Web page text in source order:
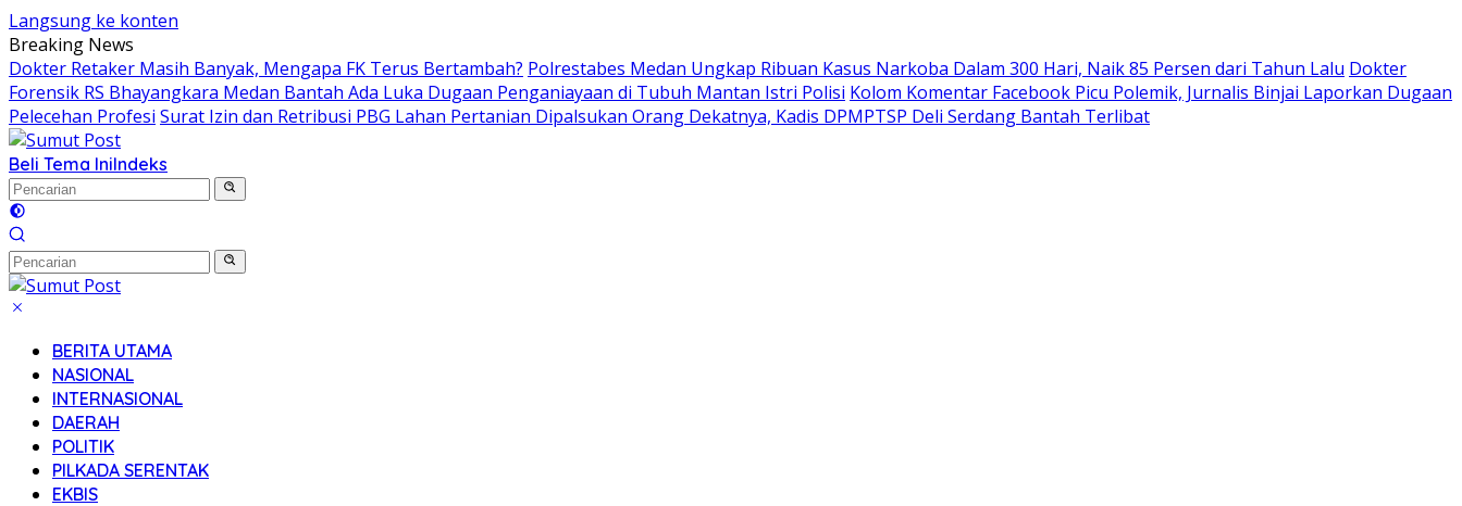
Langsung ke konten
Breaking News
Dokter Retaker Masih Banyak, Mengapa FK Terus Bertambah? Polrestabes Medan Ungkap Ribuan Kasus Narkoba Dalam 300 Hari, Naik 85 Persen dari Tahun Lalu Dokter
Forensik RS Bhayangkara Medan Bantah Ada Luka Dugaan Penganiayaan di Tubuh Mantan Istri Polisi Kolom Komentar Facebook Picu Polemik, Jurnalis Binjai Laporkan Dugaan
Pelecehan Profesi Surat Izin dan Retribusi PBG Lahan Pertanian Dipalsukan Orang Dekatnya, Kadis DPMPTSP Deli Serdang Bantah Terlibat
Beli Tema IniIndeks
BERITA UTAMA
NASIONAL
INTERNASIONAL
DAERAH
POLITIK
PILKADA SERENTAK
EKBIS